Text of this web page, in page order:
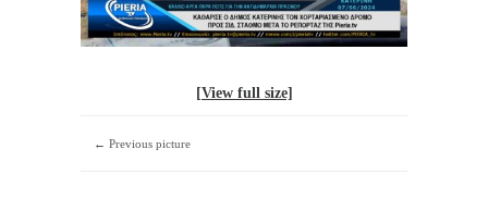
[View full size]
← Previous picture